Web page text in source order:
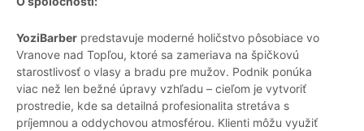
YoziBarber predstavuje moderné holičstvo pôsobiace vo
Vranove nad Topľou, ktoré sa zameriava na špičkovú
starostlivosť o vlasy a bradu pre mužov. Podnik ponúka
viac než len bežné úpravy vzhľadu – cieľom je vytvoriť
prostredie, kde sa detailná profesionalita stretáva s
príjemnou a oddychovou atmosférou. Klienti môžu využiť